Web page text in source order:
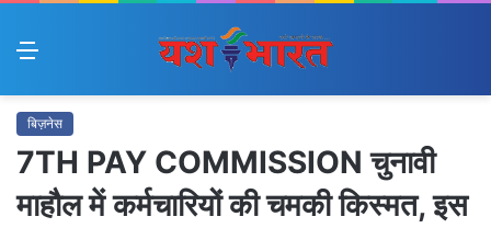
Menu
बिज़नेस
7TH PAY COMMISSION चुनावी
माहौल में कर्मचारियों की चमकी किस्मत, इस